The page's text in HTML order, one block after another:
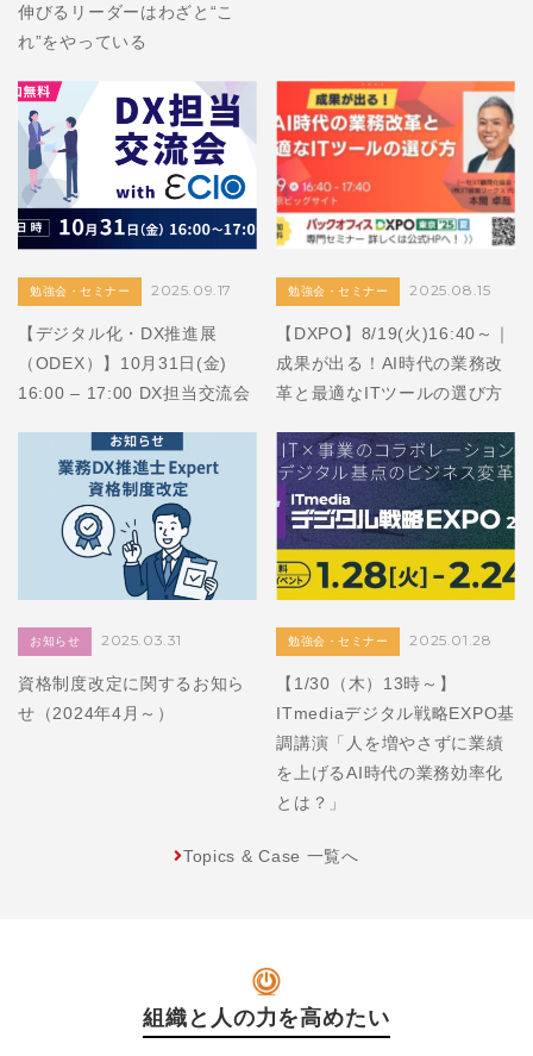
伸びるリーダーはわざと“こ
れ”をやっている
勉強会・セミナー 2025.09.17
【デジタル化・DX推進展
（ODEX）】10月31日(金)
16:00 – 17:00 DX担当交流会
勉強会・セミナー 2025.08.15
【DXPO】8/19(火)16:40～｜
成果が出る！AI時代の業務改
革と最適なITツールの選び方
お知らせ 2025.03.31
資格制度改定に関するお知ら
せ（2024年4月～）
勉強会・セミナー 2025.01.28
【1/30（木）13時～】
ITmediaデジタル戦略EXPO基
調講演「人を増やさずに業績
を上げるAI時代の業務効率化
とは？」
Topics & Case 一覧へ
組織と人の力を高めたい